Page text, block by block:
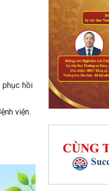
hồi
viện.